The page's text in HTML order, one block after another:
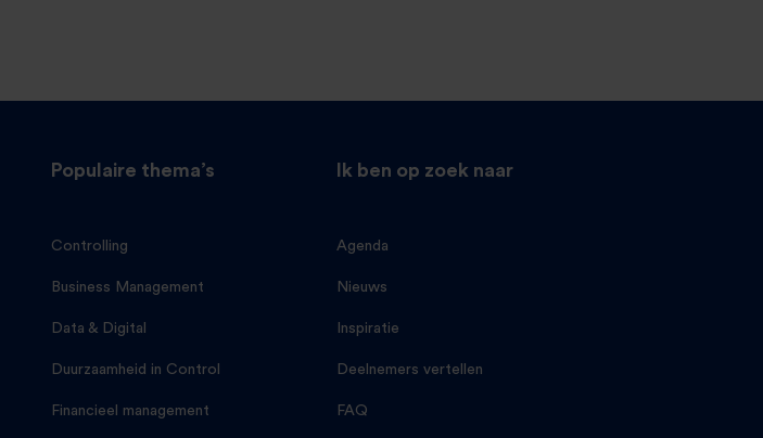
Populaire thema’s
Controlling
Business Management
Data & Digital
Duurzaamheid in Control
Financieel management
Ik ben op zoek naar
Agenda
Nieuws
Inspiratie
Deelnemers vertellen
FAQ